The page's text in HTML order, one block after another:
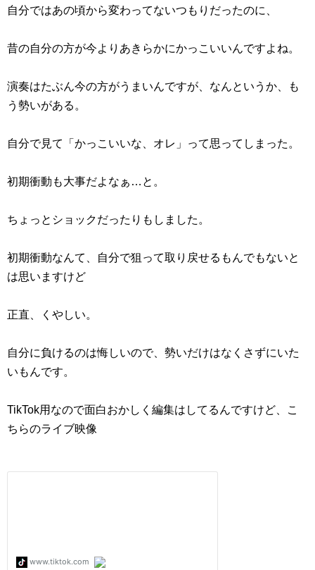
自分ではあの頃から変わってないつもりだったのに、
昔の自分の方が今よりあきらかにかっこいいんですよね。
演奏はたぶん今の方がうまいんですが、なんというか、も
う勢いがある。
自分で見て「かっこいいな、オレ」って思ってしまった。
初期衝動も大事だよなぁ…と。
ちょっとショックだったりもしました。
初期衝動なんて、自分で狙って取り戻せるもんでもないと
は思いますけど
正直、くやしい。
自分に負けるのは悔しいので、勢いだけはなくさずにいた
いもんです。
TikTok用なので面白おかしく編集はしてるんですけど、こ
ちらのライブ映像